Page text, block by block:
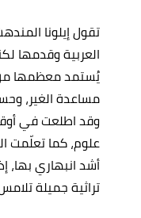
تقول إيلونا
العربية وقدمها
يُستمد معظمها من
مساعدة الغير،
وقد اطلعت في
علوم، كما تعلّمت
أشد انبهاري بها،
تراثية جميلة